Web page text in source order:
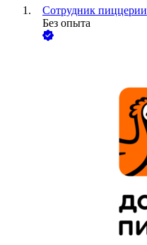
Сотрудник пиццерии
Без опыта